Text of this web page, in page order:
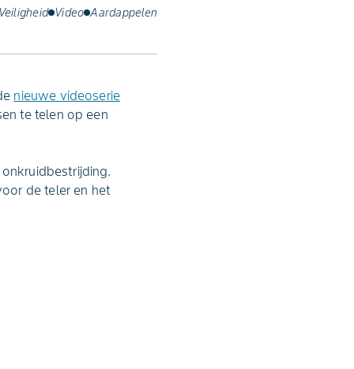
Video Aardappelen
nieuwe videoserie
te telen op een
de teler en het